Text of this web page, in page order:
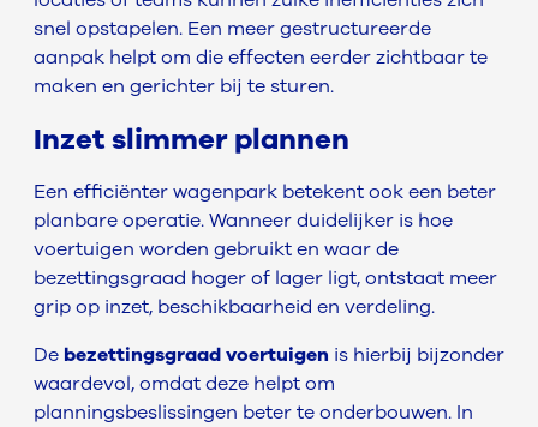
snel opstapelen. Een meer gestructureerde
aanpak helpt om die effecten eerder zichtbaar te
maken en gerichter bij te sturen.
Inzet slimmer plannen
Een efficiënter wagenpark betekent ook een beter
planbare operatie. Wanneer duidelijker is hoe
voertuigen worden gebruikt en waar de
bezettingsgraad hoger of lager ligt, ontstaat meer
grip op inzet, beschikbaarheid en verdeling.
De bezettingsgraad voertuigen is hierbij bijzonder
waardevol, omdat deze helpt om
planningsbeslissingen beter te onderbouwen. In